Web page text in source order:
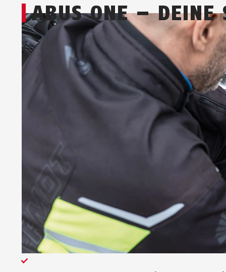
ABUS ONE – DEINE